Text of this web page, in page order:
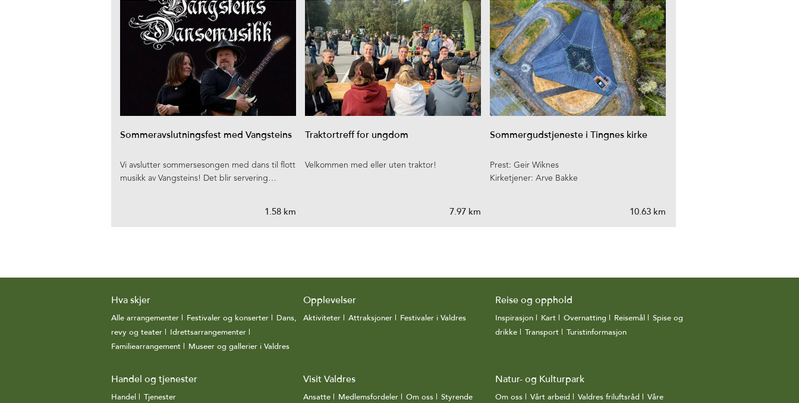
Sommeravslutningsfest med Vangsteins
Vi avslutter sommersesongen med dans til flott
musikk av Vangsteins! Det blir servering…
1.58 km
Traktortreff for ungdom
Velkommen med eller uten traktor!
7.97 km
Sommergudstjeneste i Tingnes kirke
Prest: Geir Wiknes
Kirketjener: Arve Bakke
10.63 km
Hva skjer
Alle arrangementer | Festivaler og konserter | Dans,
revy og teater | Idrettsarrangementer |
Familiearrangement | Museer og gallerier i Valdres
Opplevelser
Aktiviteter | Attraksjoner | Festivaler i Valdres
Reise og opphold
Inspirasjon | Kart | Overnatting | Reisemål | Spise og
drikke | Transport | Turistinformasjon
Handel og tjenester
Handel | Tjenester
Visit Valdres
Ansatte | Medlemsfordeler | Om oss | Styrende
Natur- og Kulturpark
Om oss | Vårt arbeid | Valdres friluftsråd | Våre